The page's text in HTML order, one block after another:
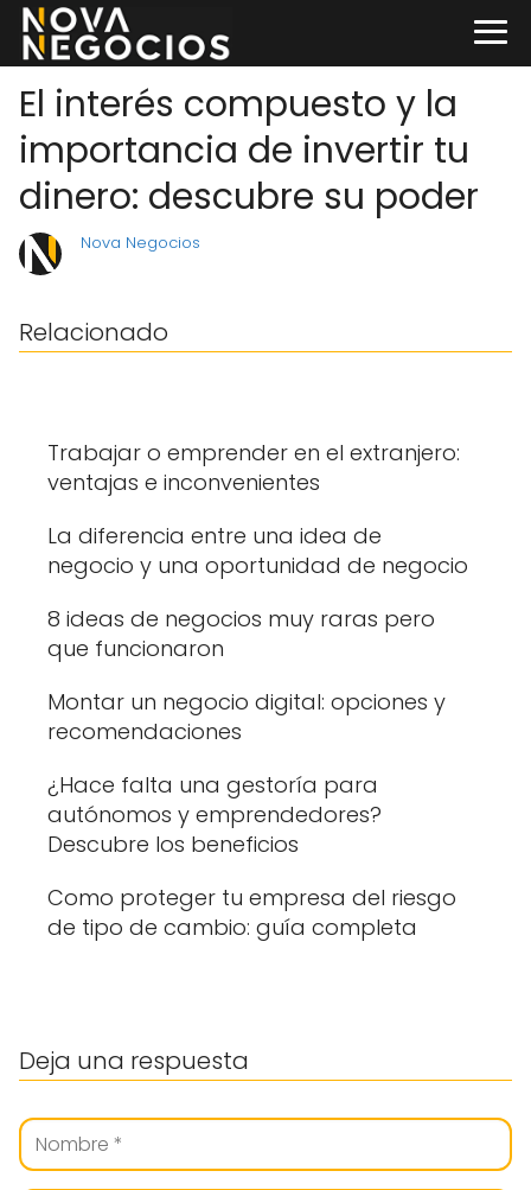
El interés compuesto y la
importancia de invertir tu
dinero: descubre su poder
Nova Negocios
Relacionado
Trabajar o emprender en el extranjero:
ventajas e inconvenientes
La diferencia entre una idea de
negocio y una oportunidad de negocio
8 ideas de negocios muy raras pero
que funcionaron
Montar un negocio digital: opciones y
recomendaciones
¿Hace falta una gestoría para
autónomos y emprendedores?
Descubre los beneficios
Como proteger tu empresa del riesgo
de tipo de cambio: guía completa
Deja una respuesta